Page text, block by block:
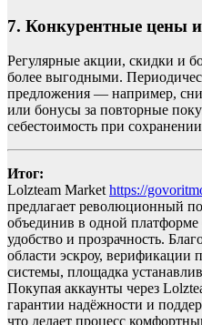
7. Конкурентные цены
Регулярные акции, скидки и
более выгодными.
предложения — например,
или бонусы за повторные
себестоимость при
Итог:
Lolzteam Markethttps://
предлагает революционный
объединив в одной платформе
удобство и прозрачность.
области эскроу, верификации
системы, площадка
Покупая аккаунты через
гарантии надёжности и
что делает процесс